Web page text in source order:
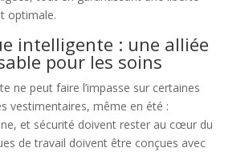
optimale.
intelligente : une alliée
pour les soins
ne peut faire l’impasse sur certaines
vestimentaires, même en été :
et sécurité doivent rester au cœur du
de travail doivent être conçues avec